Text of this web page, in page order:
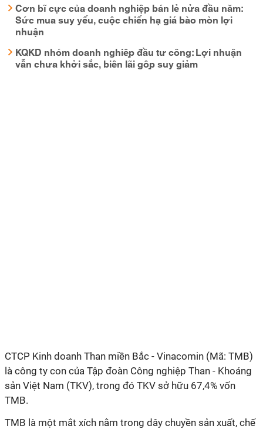
Cơn bĩ cực của doanh nghiệp bán lẻ nửa đầu năm:
Sức mua suy yếu, cuộc chiến hạ giá bào mòn lợi
nhuận
KQKD nhóm doanh nghiệp đầu tư công: Lợi nhuận
vẫn chưa khởi sắc, biên lãi gộp suy giảm
CTCP Kinh doanh Than miền Bắc - Vinacomin (Mã: TMB)
là công ty con của Tập đoàn Công nghiệp Than - Khoáng
sản Việt Nam (TKV), trong đó TKV sở hữu 67,4% vốn
TMB.
TMB là một mắt xích nằm trong dây chuyền sản xuất, chế